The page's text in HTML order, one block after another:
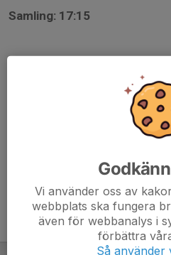
Samling: 17:15
Vi använder oss av
webbplats ska fungera
även för webbanalys i
förbättra
Så använder